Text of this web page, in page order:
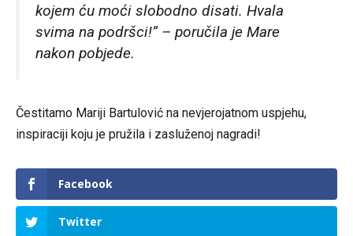
kojem ću moći slobodno disati. Hvala
svima na podršci!” – poručila je Mare
nakon pobjede.
Čestitamo Mariji Bartulović na nevjerojatnom uspjehu,
inspiraciji koju je pružila i zasluženoj nagradi!
Facebook
Twitter